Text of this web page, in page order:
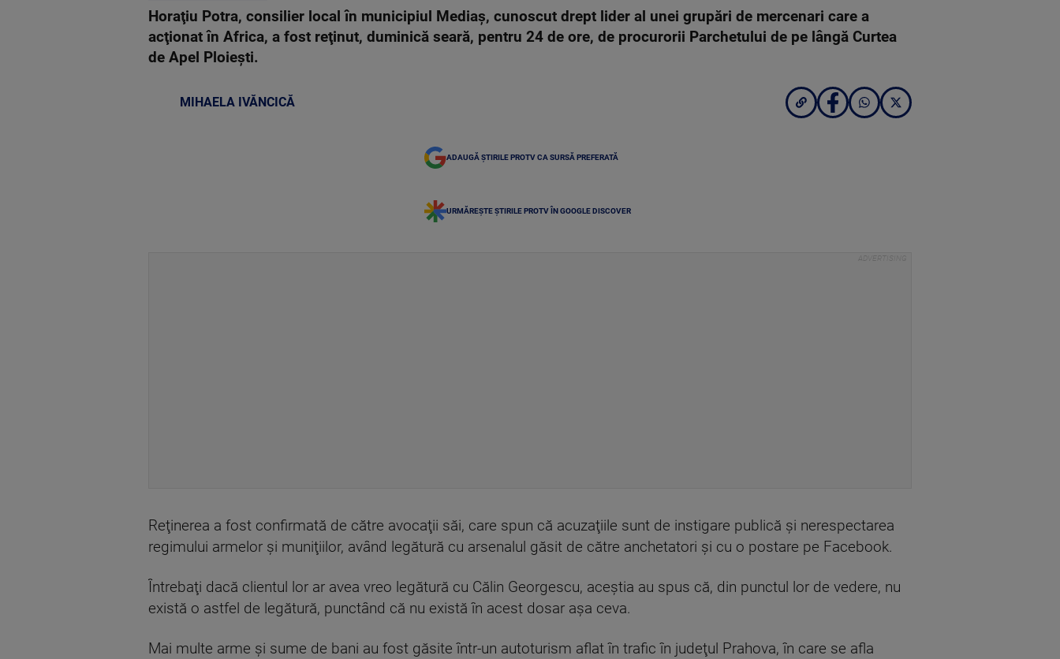
Horaţiu Potra, consilier local în municipiul Mediaş, cunoscut drept lider al unei grupări de mercenari care a
acţionat în Africa, a fost reţinut, duminică seară, pentru 24 de ore, de procurorii Parchetului de pe lângă Curtea
de Apel Ploieşti.
MIHAELA IVĂNCICĂ
ADAUGĂ ȘTIRILE PROTV CA SURSĂ PREFERATĂ
URMĂREȘTE ȘTIRILE PROTV ÎN GOOGLE DISCOVER
Reţinerea a fost confirmată de către avocaţii săi, care spun că acuzaţiile sunt de instigare publică şi nerespectarea
regimului armelor şi muniţiilor, având legătură cu arsenalul găsit de către anchetatori şi cu o postare pe Facebook.
Întrebaţi dacă clientul lor ar avea vreo legătură cu Călin Georgescu, aceştia au spus că, din punctul lor de vedere, nu
există o astfel de legătură, punctând că nu există în acest dosar aşa ceva.
Mai multe arme şi sume de bani au fost găsite într-un autoturism aflat în trafic în judeţul Prahova, în care se afla